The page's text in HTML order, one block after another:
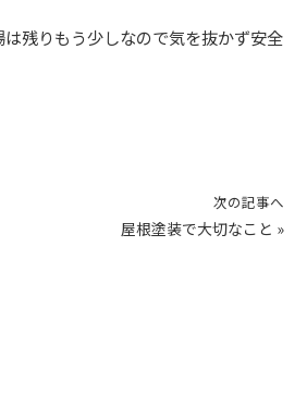
残りもう少しなので気を抜かず安全
次の記事へ
屋根塗装で大切なこと »